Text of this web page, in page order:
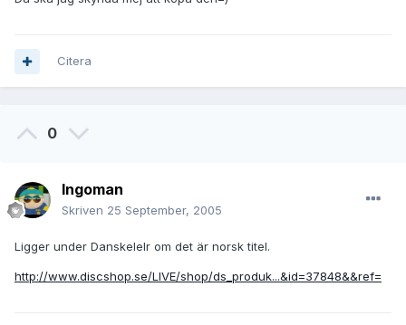
Citera
0
Ingoman
Skriven 25 September, 2005
Ligger under Danskelelr om det är norsk titel.
http://www.discshop.se/LIVE/shop/ds_produk...&id=37848&&ref=